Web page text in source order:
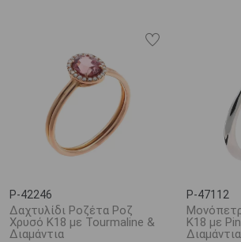
P-42246
Δαχτυλίδι Ροζέτα Ροζ
Χρυσό Κ18 με Tourmaline &
Διαμάντια
P-47112
Κ18 με
Διαμάντια